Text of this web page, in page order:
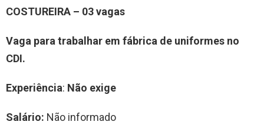
COSTUREIRA – 03vagas
Vaga para trabalhar em fábrica de uniformes no
CDI.
Experiência: Não exige
Salário: Não informado